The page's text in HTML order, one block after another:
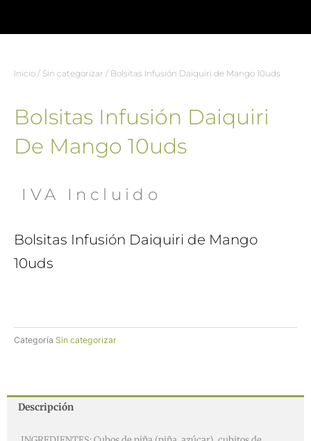
Inicio / Sin categorizar / Bolsitas Infusión Daiquiri de Mango 10uds
Bolsitas Infusión Daiquiri
De Mango 10uds
IVA Incluido
Bolsitas Infusión Daiquiri de Mango
10uds
Categoría Sin categorizar
Descripción